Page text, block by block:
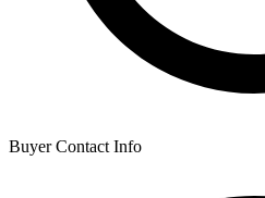
Buyer Contact Info